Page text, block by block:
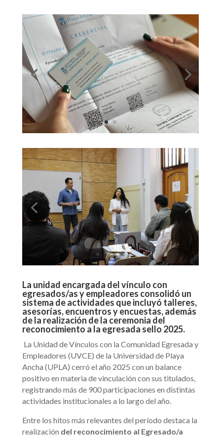
La unidad encargada del vínculo con
egresados/as y empleadores consolidó un
sistema de actividades que incluyó talleres,
asesorías, encuentros y encuestas, además
de la realización de la ceremonia del
reconocimiento a la egresada sello 2025.
La Unidad de Vínculos con la Comunidad Egresada y
Empleadores (UVCE) de la Universidad de Playa
Ancha (UPLA) cerró el año 2025 con un balance
positivo en materia de vinculación con sus titulados,
registrando más de 900 participaciones en distintas
actividades institucionales a lo largo del año.
Entre los hitos más relevantes del período destaca la
realización del reconocimiento al Egresado/a